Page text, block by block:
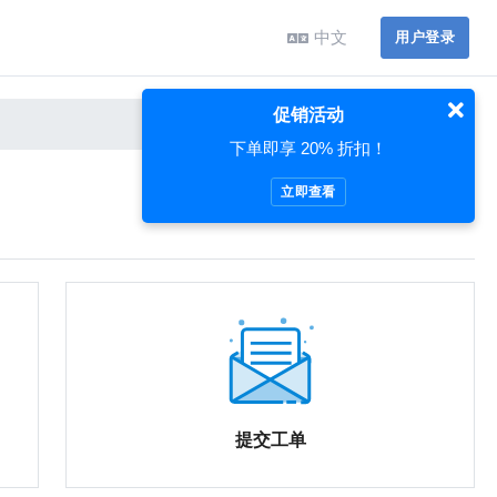
中文 用户登录
提交工单
促销活动
下单即享 20% 折扣！
立即查看